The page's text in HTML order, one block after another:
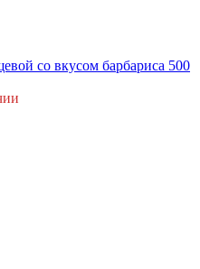
со вкусом барбариса 500